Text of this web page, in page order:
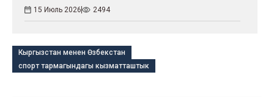
15 Июль 2026 2494
Кыргызстан менен Өзбекстан
спорт тармагындагы кызматташтык